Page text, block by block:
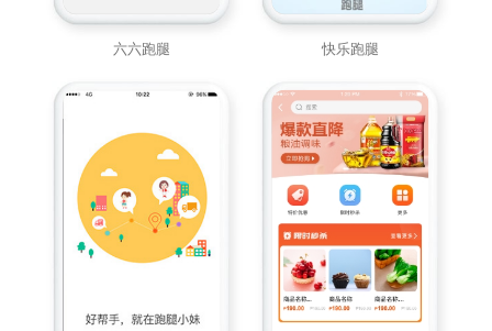
六六跑腿 快乐跑腿